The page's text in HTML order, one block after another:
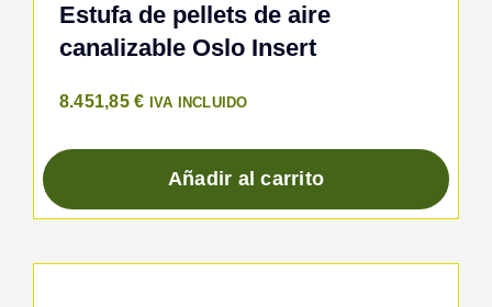
Estufa de pellets de aire
canalizable Oslo Insert
8.451,85€ IVA INCLUIDO
Añadir al carrito